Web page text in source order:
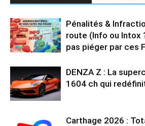
Pénalités &
route (Info ou Intox
pas piéger par ces
DENZA Z : La
1604 ch qui
Carthage 2026 :